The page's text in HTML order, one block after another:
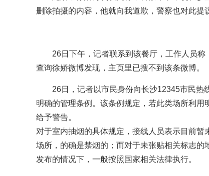
删除拍摄的内容，他就向我道歉，警察也对此提
26日下午，记者联系到该餐厅，工作人员
查询徐娇微博发现，主页里已搜不到该条微博。
26日，记者以市民身份向长沙12345市民
明确的管理条例。该条例规定，若此类场所利
给予警告。
对于室内抽烟的具体规定，接线人员表示目前
场所，的确是禁烟的；而对于未张贴相关标志
发布的情况下，一般按照国家相关法律执行。